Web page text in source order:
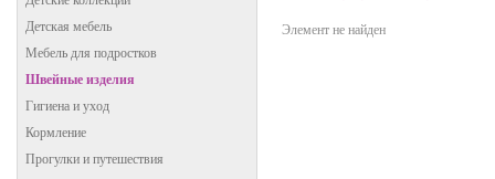
Детская мебель
Мебель для подростков
Швейные изделия
Гигиена и уход
Кормление
Прогулки и путешествия
Элемент не найден